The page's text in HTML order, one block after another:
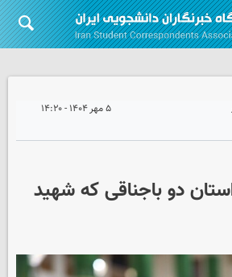
۵ مهر ۱۴۰۴ - ۱۴:۲۰
دو باجناقی که شهید